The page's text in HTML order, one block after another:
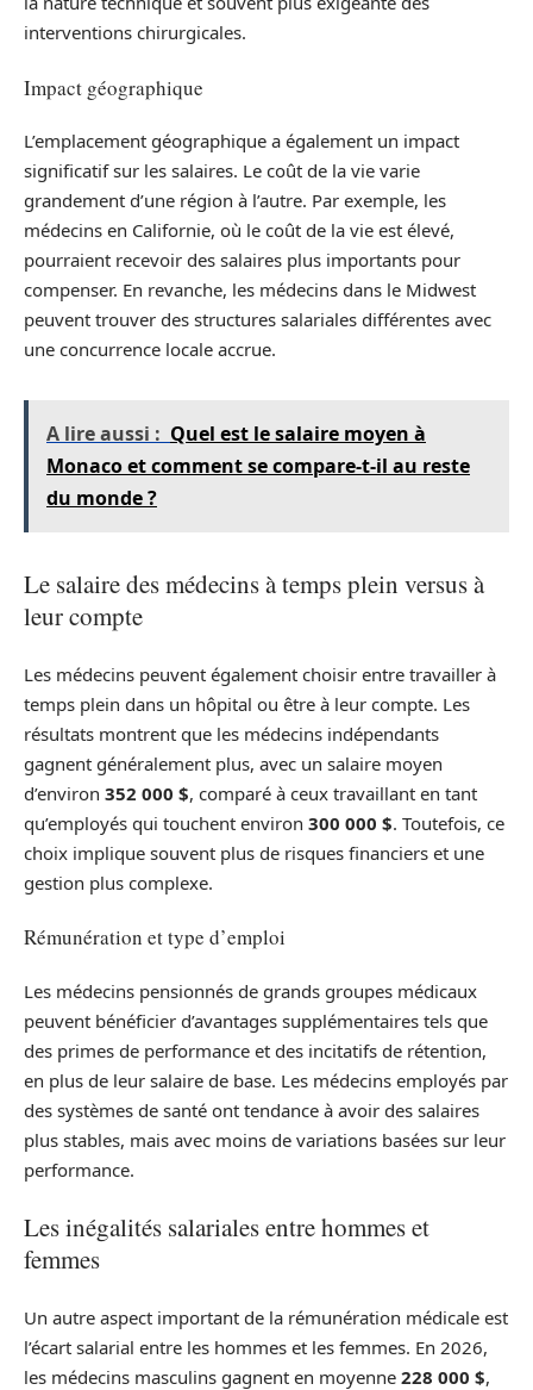
interventions chirurgicales.
Impact géographique
L’emplacement géographique a également un impact
significatif sur les salaires. Le coût de la vie varie
grandement d’une région à l’autre. Par exemple, les
médecins en Californie, où le coût de la vie est élevé,
pourraient recevoir des salaires plus importants pour
compenser. En revanche, les médecins dans le Midwest
peuvent trouver des structures salariales différentes avec
une concurrence locale accrue.
A lire aussi : Quel est le salaire moyen à
Monaco et comment se compare-t-il au reste
du monde ?
Le salaire des médecins à temps plein versus à
leur compte
Les médecins peuvent également choisir entre travailler à
temps plein dans un hôpital ou être à leur compte. Les
résultats montrent que les médecins indépendants
gagnent généralement plus, avec un salaire moyen
d’environ 352 000 $, comparé à ceux travaillant en tant
qu’employés qui touchent environ 300 000 $. Toutefois, ce
choix implique souvent plus de risques financiers et une
gestion plus complexe.
Rémunération et type d’emploi
Les médecins pensionnés de grands groupes médicaux
peuvent bénéficier d’avantages supplémentaires tels que
des primes de performance et des incitatifs de rétention,
en plus de leur salaire de base. Les médecins employés par
des systèmes de santé ont tendance à avoir des salaires
plus stables, mais avec moins de variations basées sur leur
performance.
Les inégalités salariales entre hommes et
femmes
Un autre aspect important de la rémunération médicale est
l’écart salarial entre les hommes et les femmes. En 2026,
les médecins masculins gagnent en moyenne 228 000 $,